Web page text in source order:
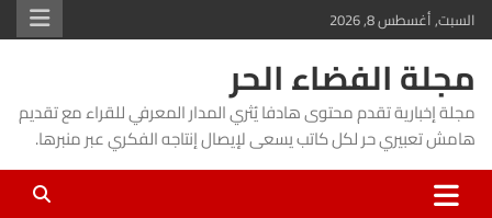
Skip
to
content
السبت, أغسطس 8, 2026
مجلة الفضاء الحر
مجلة إخبارية تقدم محتوى هادفا يُثري المدار المعرفي للقراء مع تقديم
هامش تعبيري حر لكل كاتب يسعى لإيصال إنتاجه الفكري عبر منبرها.